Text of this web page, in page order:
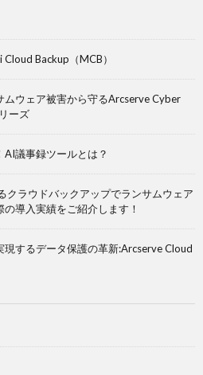
Backup（MCB）
ムウェア被害から守るArcserve Cyber
ーズ
AI議事録ツールとは？
クラウドバックアップでランサムウェア
導入実績をご紹介します！
するデータ保護の革新:Arcserve Cloud